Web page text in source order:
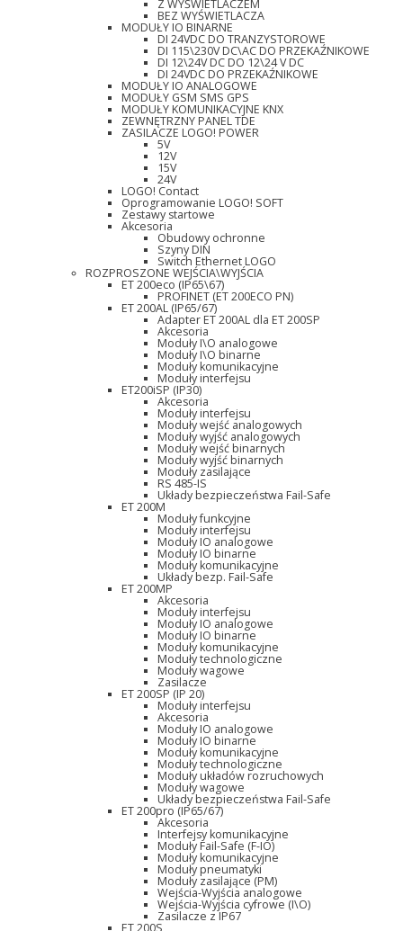
Z WYŚWIETLACZEM
BEZ WYŚWIETLACZA
MODUŁY IO BINARNE
DI 24VDC DO TRANZYSTOROWE
DI 115\230V DC\AC DO PRZEKAŹNIKOWE
DI 12\24V DC DO 12\24 V DC
DI 24VDC DO PRZEKAŹNIKOWE
MODUŁY IO ANALOGOWE
MODUŁY GSM SMS GPS
MODUŁY KOMUNIKACYJNE KNX
ZEWNĘTRZNY PANEL TDE
ZASILACZE LOGO! POWER
5V
12V
15V
24V
LOGO! Contact
Oprogramowanie LOGO! SOFT
Zestawy startowe
Akcesoria
Obudowy ochronne
Szyny DIN
Switch Ethernet LOGO
ROZPROSZONE WEJŚCIA\WYJŚCIA
ET 200eco (IP65\67)
PROFINET (ET 200ECO PN)
ET 200AL (IP65/67)
Adapter ET 200AL dla ET 200SP
Akcesoria
Moduły I\O analogowe
Moduły I\O binarne
Moduły komunikacyjne
Moduły interfejsu
ET200iSP (IP30)
Akcesoria
Moduły interfejsu
Moduły wejść analogowych
Moduły wyjść analogowych
Moduły wejść binarnych
Moduły wyjść binarnych
Moduły zasilające
RS 485-IS
Układy bezpieczeństwa Fail-Safe
ET 200M
Moduły funkcyjne
Moduły interfejsu
Moduły IO analogowe
Moduły IO binarne
Moduły komunikacyjne
Układy bezp. Fail-Safe
ET 200MP
Akcesoria
Moduły interfejsu
Moduły IO analogowe
Moduły IO binarne
Moduły komunikacyjne
Moduły technologiczne
Moduły wagowe
Zasilacze
ET 200SP (IP 20)
Moduły interfejsu
Akcesoria
Moduły IO analogowe
Moduły IO binarne
Moduły komunikacyjne
Moduły technologiczne
Moduły układów rozruchowych
Moduły wagowe
Układy bezpieczeństwa Fail-Safe
ET 200pro (IP65/67)
Akcesoria
Interfejsy komunikacyjne
Moduły Fail-Safe (F-IO)
Moduły komunikacyjne
Moduły pneumatyki
Moduły zasilające (PM)
Wejścia-Wyjścia analogowe
Wejścia-Wyjścia cyfrowe (I\O)
Zasilacze z IP67